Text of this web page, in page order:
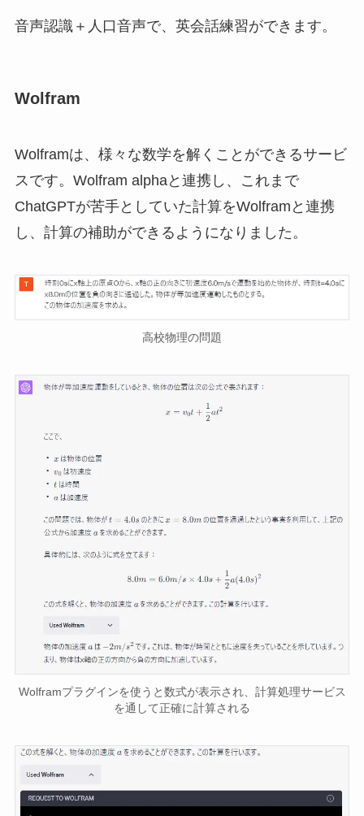
音声認識＋人口音声で、英会話練習ができます。
Wolfram
Wolframは、様々な数学を解くことができるサービ
スです。Wolfram alphaと連携し、これまで
ChatGPTが苦手としていた計算をWolframと連携
し、計算の補助ができるようになりました。
高校物理の問題
Wolframプラグインを使うと数式が表示され、計算処理サービス
を通して正確に計算される